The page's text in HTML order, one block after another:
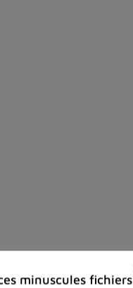
minuscules fichiers